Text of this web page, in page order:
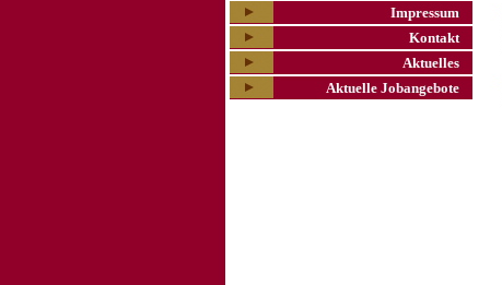
Impressum
Kontakt
Aktuelles
Aktuelle Jobangebote